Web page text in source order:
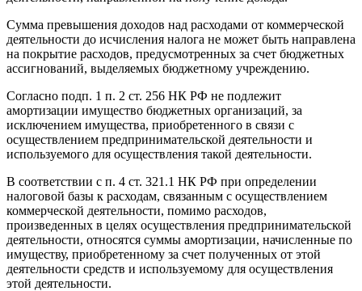
Сумма превышения доходов над расходами от коммерческой
деятельности до исчисления налога не может быть направлена
на покрытие расходов, предусмотренных за счет бюджетных
ассигнований, выделяемых бюджетному учреждению.
Согласно подп. 1 п. 2 ст. 256 НК РФ не подлежит
амортизации имущество бюджетных организаций, за
исключением имущества, приобретенного в связи с
осуществлением предпринимательской деятельности и
используемого для осуществления такой деятельности.
В соответствии с п. 4 ст. 321.1 НК РФ при определении
налоговой базы к расходам, связанным с осуществлением
коммерческой деятельности, помимо расходов,
произведенных в целях осуществления предпринимательской
деятельности, относятся суммы амортизации, начисленные по
имуществу, приобретенному за счет полученных от этой
деятельности средств и используемому для осуществления
этой деятельности.